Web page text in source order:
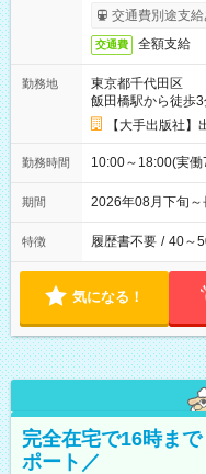
交通費別途支給
交通費 全額支給
勤務地
東京都千代田区
飯田橋駅から徒歩
【大手出版社
勤務時間 10:00～18:00(実
期間 2026年08月下旬
特徴 履歴書不要 / 40～
気になる！
完全在宅で16時ま
ポート／